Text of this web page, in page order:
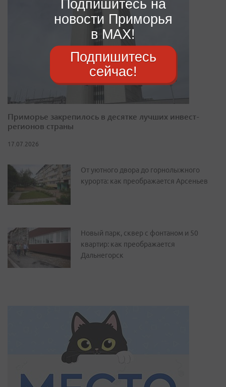
Приморье закрепилось в десятке лучших инвест-
регионов страны
17.07.2026
От уютного двора до горнолыжного
курорта: как преображается Арсеньев
Новый парк, сквер с фонтаном и 50
квартир: как преображается
Дальнегорск
Подпишитесь на
новости Приморья
в MAX!
Подпишитесь
сейчас!